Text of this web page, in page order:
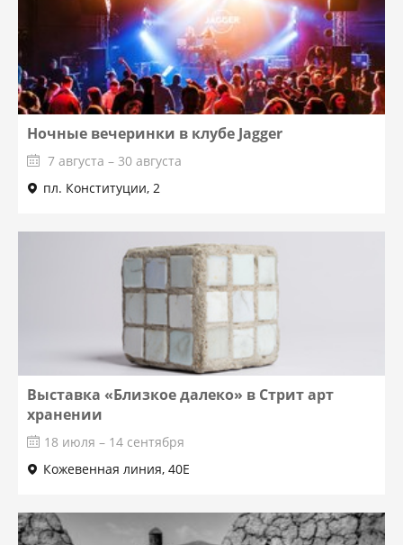
Ночные вечеринки в клубе Jagger
7 августа – 30 августа
пл. Конституции, 2
Выставка «Близкое далеко» в Стрит арт
хранении
18 июля – 14 сентября
Кожевенная линия, 40Е